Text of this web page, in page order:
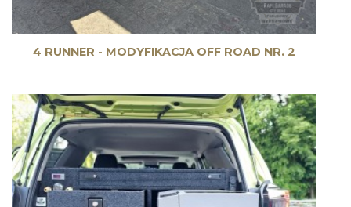
4 RUNNER - MODYFIKACJA OFF ROAD NR. 2